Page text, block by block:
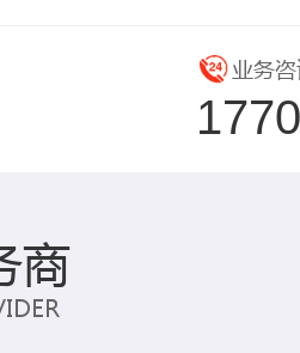
业务
商